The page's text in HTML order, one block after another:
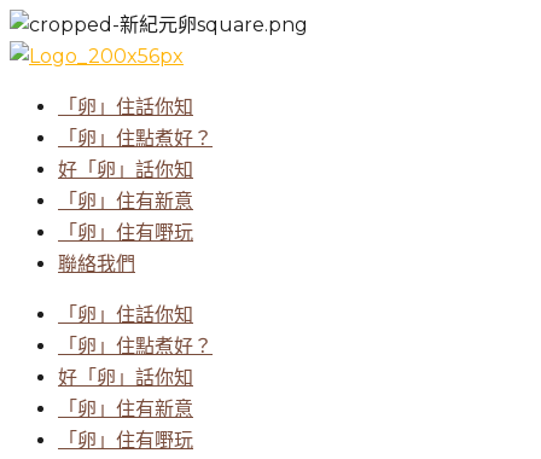
「卵」住話你知
「卵」住點煮好？
好「卵」話你知
「卵」住有新意
「卵」住有嘢玩
聯絡我們
「卵」住話你知
「卵」住點煮好？
好「卵」話你知
「卵」住有新意
「卵」住有嘢玩